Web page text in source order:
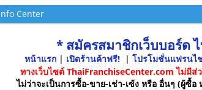
Center
* สมัครสมาชิกเว็บบอร์ด
หน้าแรก| เปิดร้านค้าฟรี! | โปรโมชั่นแฟรนไ
ทางเว็บไซต์ ThaiFranchiseCenter.com ไม่มี
ไม่ว่าจะเป็นการซื้อ-ขาย-เช่า-เซ้ง หรือ อื่นๆ (ผู้